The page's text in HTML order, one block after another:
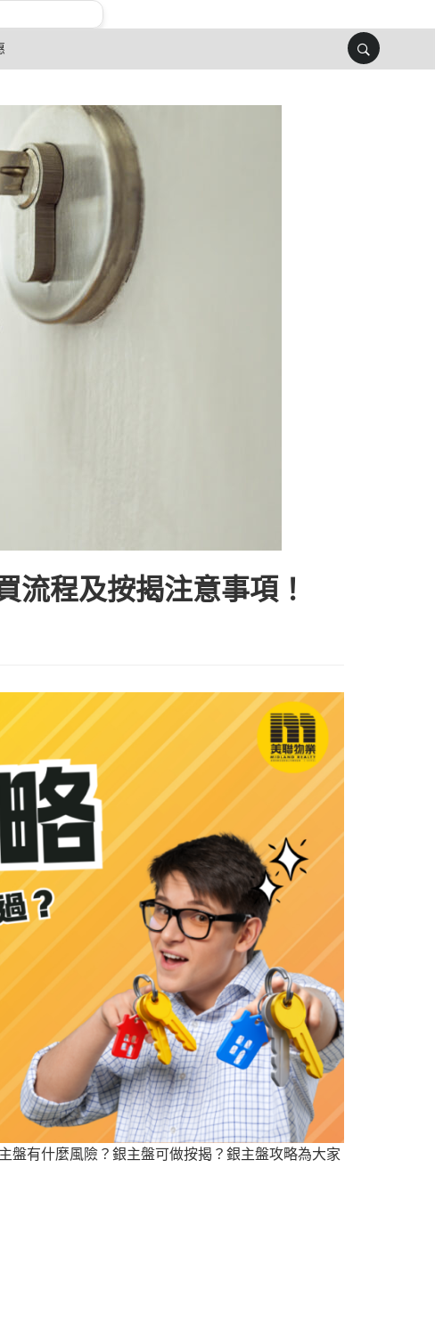
流程及按揭注意事項！
盤有什麼風險？銀主盤可做按揭？銀主盤攻略為大家